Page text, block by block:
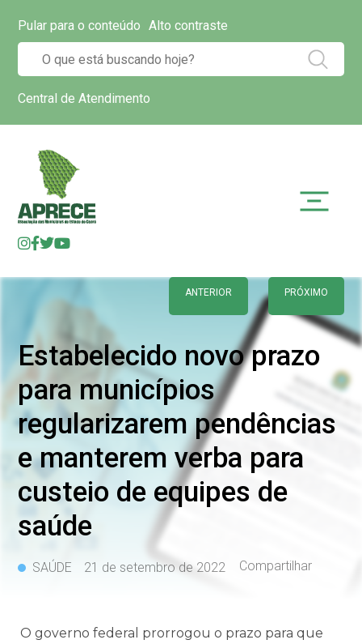
Pular para o conteúdo Alto contraste
Central de Atendimento
ANTERIOR PRÓXIMO
Estabelecido novo prazo
para municípios
regularizarem pendências
e manterem verba para
custeio de equipes de
saúde
SAÚDE 21 de setembro de 2022 Compartilhar
O governo federal prorrogou o prazo para que